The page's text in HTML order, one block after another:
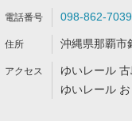
098-862-7039
沖縄県那覇市
ゆいレール
ゆいレール